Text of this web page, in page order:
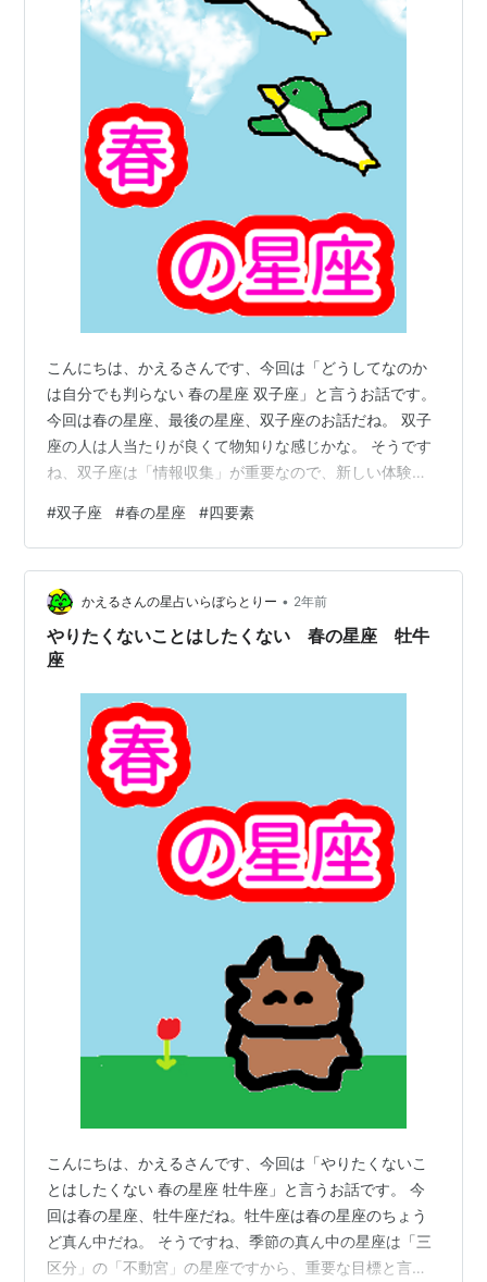
こんにちは、かえるさんです、今回は「どうしてなのか
は自分でも判らない 春の星座 双子座」と言うお話です。
今回は春の星座、最後の星座、双子座のお話だね。 双子
座の人は人当たりが良くて物知りな感じかな。 そうです
ね、双子座は「情報収集」が重要なので、新しい体験を
的な行動も多いです。 例えばどんな感じ？ 無意識的に
「信用を得たい」を満たすと「こんな事したらどうなる
だろう？」をしたくなるような感じですね。 デンジャラ
スな感じだね。 でも、みんなそんな感じじゃないでし
ょ。 ですから、知的興味が高い人などは問題ない場合も
多いです、とにかく頭の回転が速いの…
#双子座 #春の星座 #四要素
かえるさんの星占いらぼらとりー • 2年前
やりたくないことはしたくない 春の星座 牡牛
座
こんにちは、かえるさんです、今回は「やりたくないこ
とはしたくない 春の星座 牡牛座」と言うお話です。 今
回は春の星座、牡牛座だね。牡牛座は春の星座のちょう
ど真ん中だね。 そうですね、季節の真ん中の星座は「三
区分」の「不動宮」の星座ですから、重要な目標と言っ